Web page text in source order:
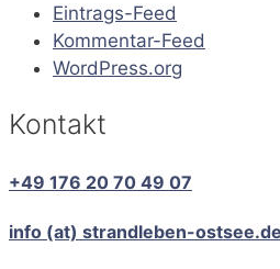
Eintrags-Feed
Kommentar-Feed
WordPress.org
Kontakt
+49 176 20 70 49 07
info (at) strandleben-ostsee.de